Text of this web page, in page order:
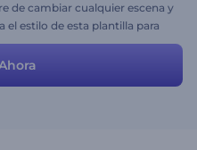
de cambiar cualquier escena y
el estilo de esta plantilla para
Ahorre tiempo y disfrute del